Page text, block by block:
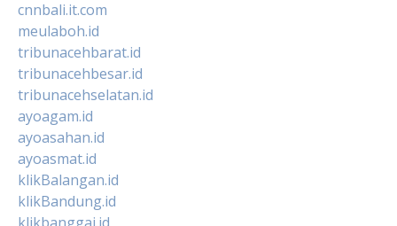
cnnbali.it.com
meulaboh.id
tribunacehbarat.id
tribunacehbesar.id
tribunacehselatan.id
ayoagam.id
ayoasahan.id
ayoasmat.id
klikBalangan.id
klikBandung.id